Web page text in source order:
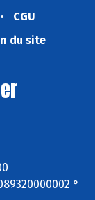
CGU
du site
°